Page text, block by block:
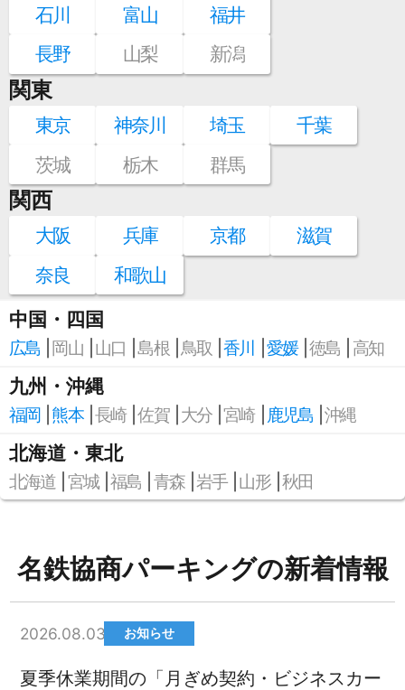
石川
富山
福井
長野
山梨 新潟
関東
東京 神奈川 埼玉
千葉
茨城
栃木 群馬
関西
大阪 兵庫 京都
滋賀
奈良
和歌山
中国・四国
広島 岡山 山口 島根 鳥取 香川 愛媛 徳島 高知
九州・沖縄
福岡 熊本 長崎 佐賀 大分 宮崎 鹿児島 沖縄
北海道・東北
北海道 宮城 福島 青森 岩手 山形 秋田
名鉄協商パーキングの新着情報
2026.08.03 お知らせ
夏季休業期間の「月ぎめ契約・ビジネスカー